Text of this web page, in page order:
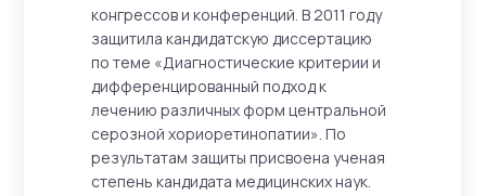
конгрессов и конференций. В 2011 году
защитила кандидатскую диссертацию
по теме «Диагностические критерии и
дифференцированный подход к
лечению различных форм центральной
серозной хориоретинопатии». По
результатам защиты присвоена ученая
степень кандидата медицинских наук.